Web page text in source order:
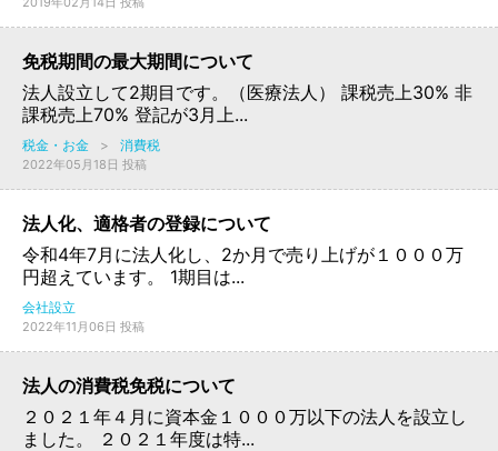
免税期間の最大期間について
法人設立して2期目です。（医療法人） 課税売上30% 非
課税売上70% 登記が3月上...
税金・お金 > 消費税
2022年05月18日 投稿
法人化、適格者の登録について
令和4年7月に法人化し、2か月で売り上げが１０００万
円超えています。 1期目は...
会社設立
2022年11月06日 投稿
法人の消費税免税について
２０２１年４月に資本金１０００万以下の法人を設立し
ました。 ２０２１年度は特...